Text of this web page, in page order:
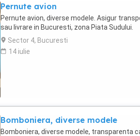
Pernute avion
Pernute avion, diverse modele. Asigur
sau livrare in Bucuresti, zona Piata Sudului.
Sector 4, Bucuresti
14 iulie
Bomboniera, diverse modele
Bomboniera, diverse modele, transparenta